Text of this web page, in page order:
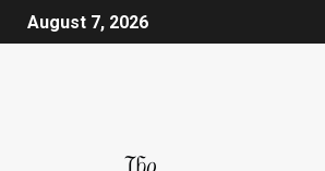
August 7, 2026